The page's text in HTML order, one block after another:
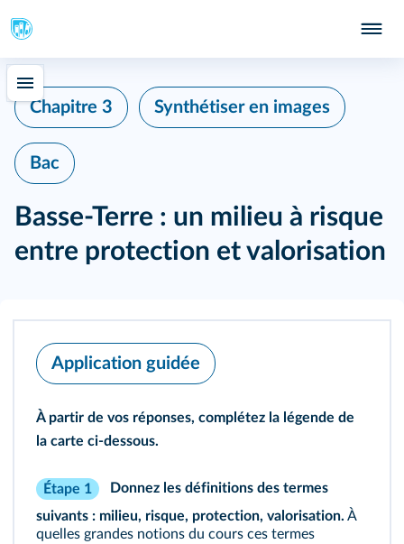
Chapitre 3 Synthétiser en images
Bac
Basse-Terre : un milieu à risque
entre protection et valorisation
Application guidée
À partir de vos réponses, complétez la légende de
la carte ci‑dessous.
Étape 1
Donnez les définitions des termes
suivants : milieu, risque, protection, valorisation. À
quelles grandes notions du cours ces termes